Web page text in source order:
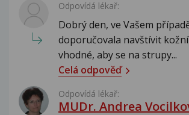
Odpovídá lékař:
Dobrý den, ve Vašem
doporučovala navštívit
vhodné, aby se na strupy...
Celá odpověď
Odpovídá lékař:
MUDr. Andrea